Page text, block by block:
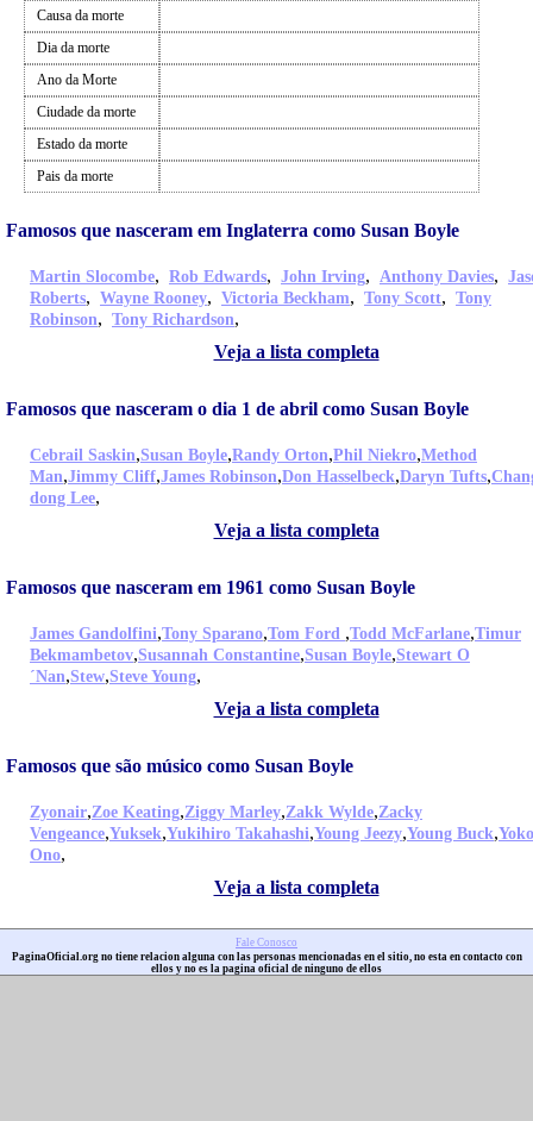
Causa da morte
Dia da morte
Ano da Morte
Ciudade da morte
Estado da morte
Pais da morte
Famosos que nasceram em Inglaterra como Susan Boyle
Martin Slocombe, Rob Edwards, John Irving, Anthony Davies,
Roberts, Wayne Rooney, Victoria Beckham, Tony Scott, Tony
Robinson, Tony Richardson,
Veja a lista completa
Famosos que nasceram o dia 1 de abril como Susan Boyle
Cebrail Saskin,Susan Boyle,Randy Orton,Phil Niekro,Method
Man,Jimmy Cliff,James Robinson,Don Hasselbeck,Daryn Tufts,
dong Lee,
Veja a lista completa
Famosos que nasceram em 1961 como Susan Boyle
James Gandolfini,Tony Sparano,Tom Ford ,Todd McFarlane,Timur
Bekmambetov,Susannah Constantine,Susan Boyle,Stewart O
´Nan,Stew,Steve Young,
Veja a lista completa
Famosos que são músico como Susan Boyle
Zyonair,Zoe Keating,Ziggy Marley,Zakk Wylde,Zacky
Vengeance,Yuksek,Yukihiro Takahashi,Young Jeezy,Young Buck,Yoko
Ono,
Veja a lista completa
Fale Conosco
PaginaOficial.org no tiene relacion alguna con las personas mencionadas en el sitio, no esta en contacto con
ellos y no es la pagina oficial de ninguno de ellos